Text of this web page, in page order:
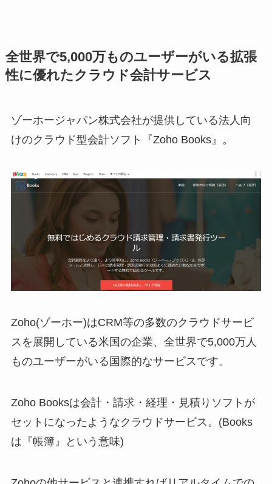
全世界で5,000万ものユーザーがいる拡張
性に優れたクラウド会計サービス
ゾーホージャパン株式会社が提供している法人向
けのクラウド型会計ソフト『Zoho Books』。
Zoho(ゾーホー)はCRM等の多数のクラウドサービ
スを展開している米国の企業、全世界で5,000万人
ものユーザーがいる国際的なサービスです。
Zoho Booksは会計・請求・経理・見積りソフトが
セットになったようなクラウドサービス。(Books
は『帳簿』という意味)